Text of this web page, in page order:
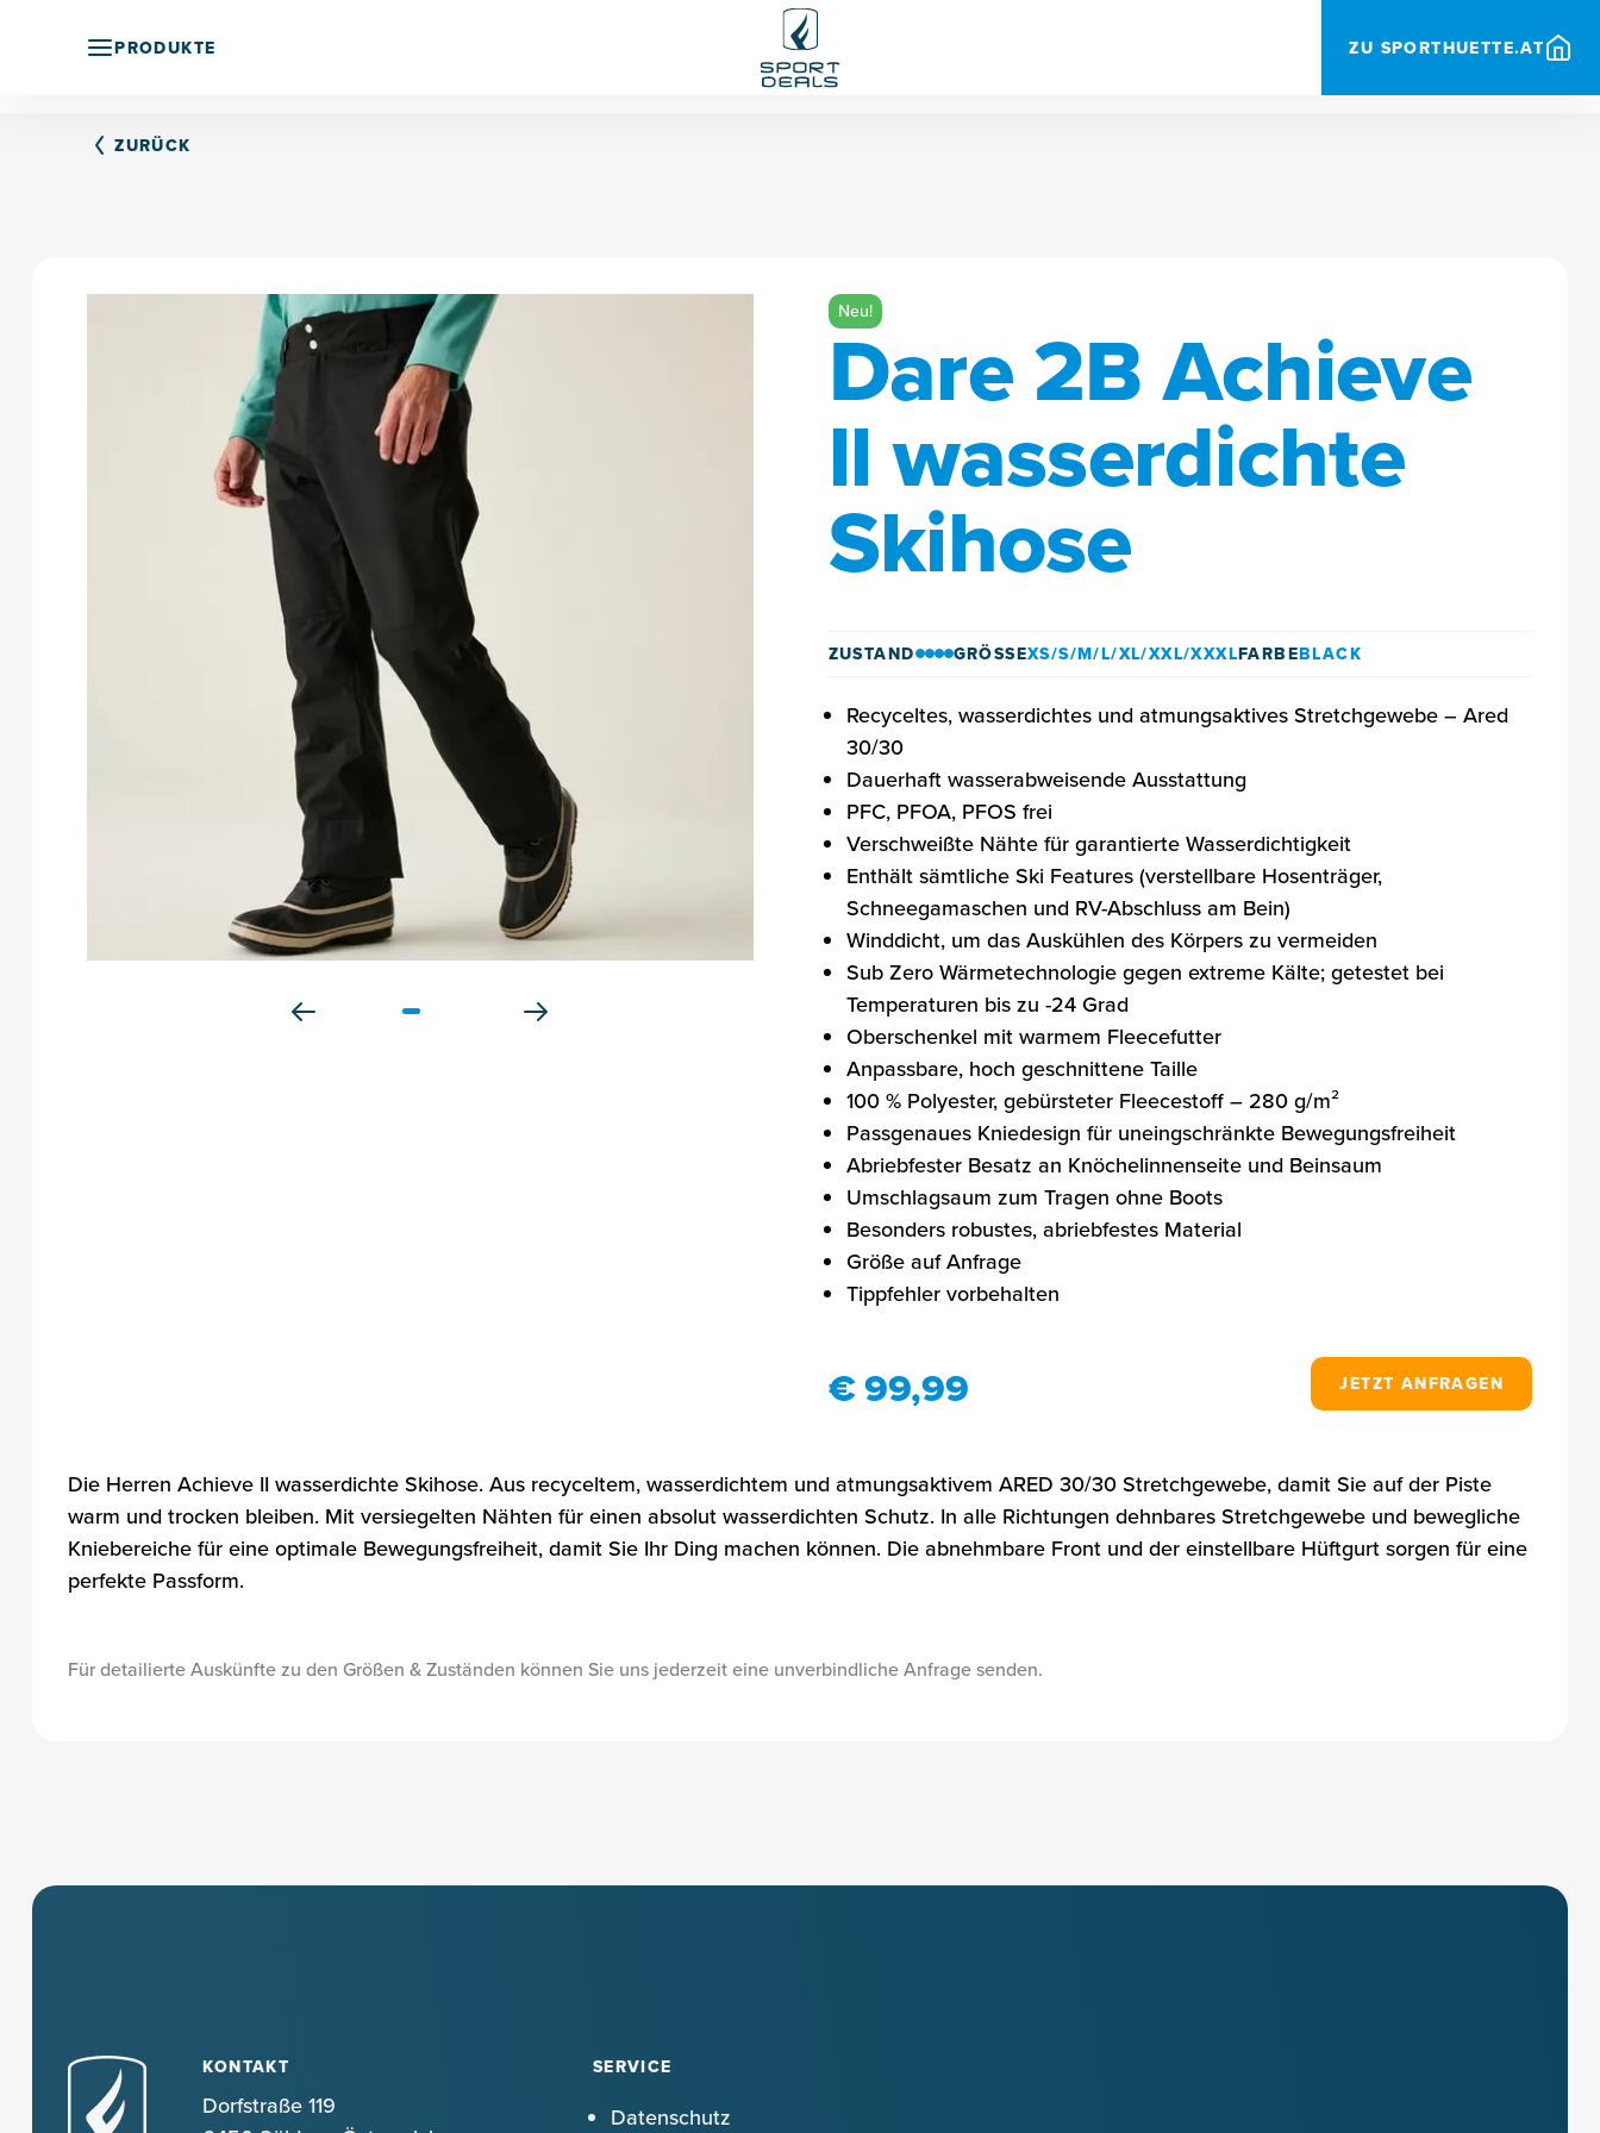
PRODUKTE ZU SPORTHUETTE.AT
ZURÜCK
Neu!
Dare 2B Achieve
ll wasserdichte
Skihose
ZUSTAND GRÖSSEXS/S/M/L/XL/XXL/XXXLFARBEBLACK
Recyceltes, wasserdichtes und atmungsaktives Stretchgewebe – Ared
30/30
Dauerhaft wasserabweisende Ausstattung
PFC, PFOA, PFOS frei
Verschweißte Nähte für garantierte Wasserdichtigkeit
Enthält sämtliche Ski Features (verstellbare Hosenträger,
Schneegamaschen und RV-Abschluss am Bein)
Winddicht, um das Auskühlen des Körpers zu vermeiden
Sub Zero Wärmetechnologie gegen extreme Kälte; getestet bei
Temperaturen bis zu -24 Grad
Oberschenkel mit warmem Fleecefutter
Anpassbare, hoch geschnittene Taille
100 % Polyester, gebürsteter Fleecestoff – 280 g/m²
Passgenaues Kniedesign für uneingschränkte Bewegungsfreiheit
Abriebfester Besatz an Knöchelinnenseite und Beinsaum
Umschlagsaum zum Tragen ohne Boots
Besonders robustes, abriebfestes Material
Größe auf Anfrage
Tippfehler vorbehalten
€ 99,99 JETZT ANFRAGEN
Die Herren Achieve II wasserdichte Skihose. Aus recyceltem, wasserdichtem und atmungsaktivem ARED 30/30 Stretchgewebe, damit Sie auf der Piste
warm und trocken bleiben. Mit versiegelten Nähten für einen absolut wasserdichten Schutz. In alle Richtungen dehnbares Stretchgewebe und bewegliche
Kniebereiche für eine optimale Bewegungsfreiheit, damit Sie Ihr Ding machen können. Die abnehmbare Front und der einstellbare Hüftgurt sorgen für eine
perfekte Passform.
Für detailierte Auskünfte zu den Größen & Zuständen können Sie uns jederzeit eine unverbindliche Anfrage senden.
KONTAKT
Dorfstraße 119
SERVICE
Datenschutz